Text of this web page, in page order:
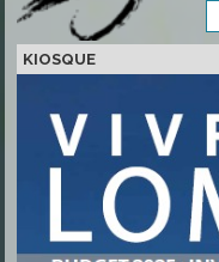
KIOSQUE